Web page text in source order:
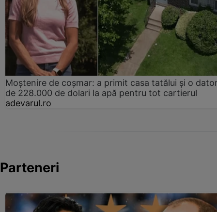
Moștenire de coșmar: a primit casa tatălui și o
de 228.000 de dolari la apă pentru tot cartierul
adevarul.ro
Parteneri